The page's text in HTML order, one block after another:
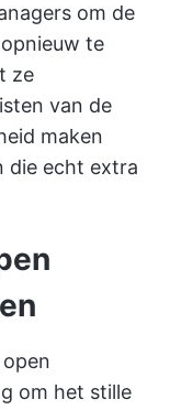
om de
te
ze
van de
maken
die echt extra
om het stille